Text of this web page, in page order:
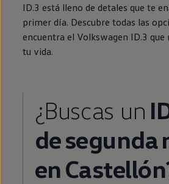
ID.3 está lleno de detales que te
primer día. Descubre todas las
encuentra el Volkswagen ID.3 que
tu vida.
¿Buscas un
desegunda
en